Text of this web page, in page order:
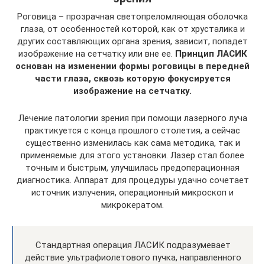
Роговица – прозрачная светопреломляющая оболочка
глаза, от особенностей которой, как от хрусталика и
других составляющих органа зрения, зависит, попадет
изображение на сетчатку или вне ее. Принцип ЛАСИК
основан на изменении формы роговицы в передней
части глаза, сквозь которую фокусируется
изображение на сетчатку.
Лечение патологии зрения при помощи лазерного луча
практикуется с конца прошлого столетия, а сейчас
существенно изменилась как сама методика, так и
применяемые для этого установки. Лазер стал более
точным и быстрым, улучшилась предоперационная
диагностика. Аппарат для процедуры удачно сочетает
источник излучения, операционный микроскоп и
микрокератом.
Стандартная операция ЛАСИК подразумевает
действие ультрафиолетового пучка, направленного